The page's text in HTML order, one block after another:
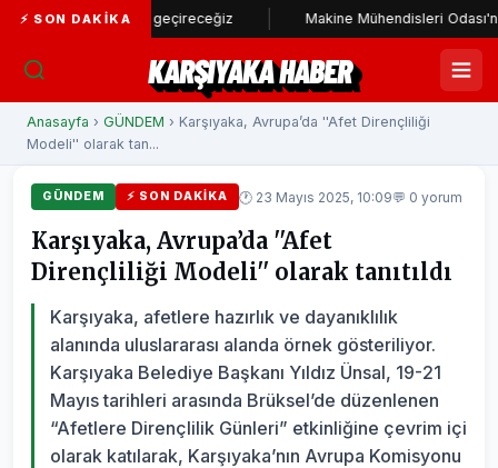
⚡ SON DAKIKA
hayata geçireceğiz Makine Mühendisleri Odası'ndan
KARŞIYAKA HABER
Anasayfa › GÜNDEM › Karşıyaka, Avrupa’da ''Afet Dirençliliği
Modeli'' olarak tan...
GÜNDEM ⚡ SON DAKIKA 🕐 23 Mayıs 2025, 10:09💬 0 yorum
Karşıyaka, Avrupa’da ''Afet
Dirençliliği Modeli'' olarak tanıtıldı
Karşıyaka, afetlere hazırlık ve dayanıklılık
alanında uluslararası alanda örnek gösteriliyor.
Karşıyaka Belediye Başkanı Yıldız Ünsal, 19-21
Mayıs tarihleri arasında Brüksel’de düzenlenen
“Afetlere Dirençlilik Günleri” etkinliğine çevrim içi
olarak katılarak, Karşıyaka’nın Avrupa Komisyonu